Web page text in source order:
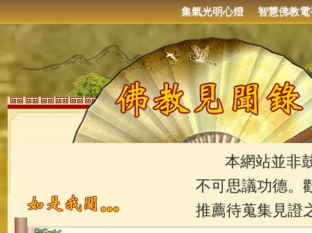
集氣光明心燈 智慧佛教電
本網站並非鼓
不可思議功德。
推薦待蒐集見證